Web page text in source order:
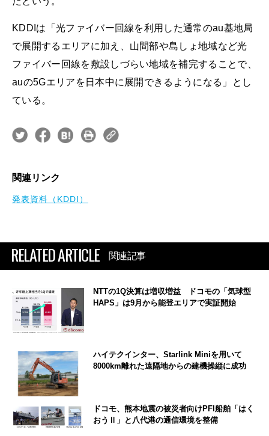
KDDIは「光ファイバー回線を利用した通常のau基地局
で展開するエリアに加え、山間部や島しょ地域など光
ファイバー回線を敷設しづらい地域を補完することで、
auの5Gエリアを日本中に展開できるようになる」とし
ている。
関連リンク
発表資料（KDDI）
RELATED ARTICLE 関連記事
NTTの1Q決算は増収増益 ドコモの「気球型
HAPS」は9月から能登エリアで実証開始
ハイテクインター、Starlink Miniを用いて
8000km離れた遠隔地からの建機操縦に成功
ドコモ、熊本地震の被災者向けPFI船舶「はく
おうⅡ」と八代港の通信環境を整備